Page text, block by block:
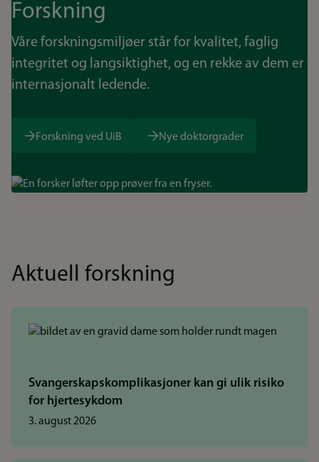
Forskning
Våre forskningsmiljøer står for kvalitet, faglig
integritet og langsiktighet, og en rekke av dem er
internasjonalt ledende.
Forskning ved UiB Nye doktorgrader
Bilde
Aktuell forskning
Svangerskapskomplikasjoner kan gi ulik risiko
for hjertesykdom
3. august 2026